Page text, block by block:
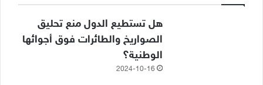
هل تستطيع الدول منع تحليق
الصواريخ والطائرات فوق أجوائها
الوطنية؟
2024-10-16